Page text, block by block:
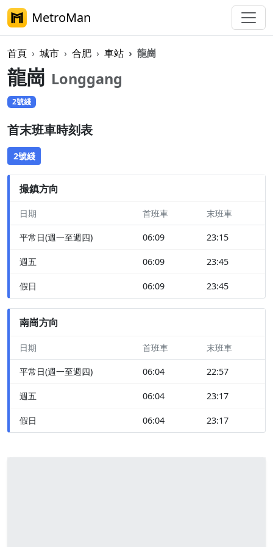
MetroMan
首頁 城市 合肥 車站 龍崗
龍崗 Longgang
2號綫
首末班車時刻表
2號綫
撮鎮方向
日期 首班車 末班車
平常日(週一至週四) 06:09 23:15
週五 06:09 23:45
假日 06:09 23:45
南崗方向
日期 首班車 末班車
平常日(週一至週四) 06:04 22:57
週五 06:04 23:17
假日 06:04 23:17